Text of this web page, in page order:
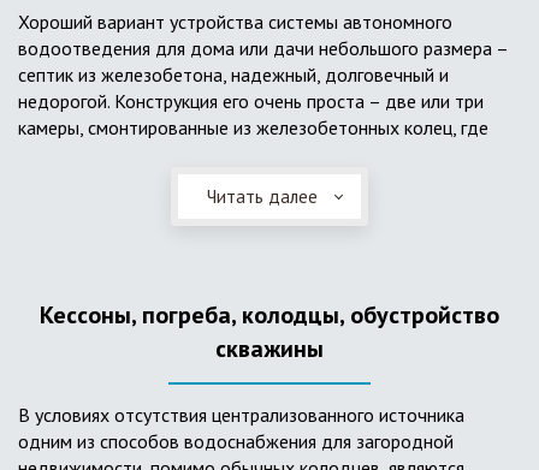
Хороший вариант устройства системы автономного
водоотведения для дома или дачи небольшого размера –
септик из железобетона, надежный, долговечный и
недорогой. Конструкция его очень проста – две или три
камеры, смонтированные из железобетонных колец, где
слой дренажа, устроенный из щебня и песка. Для септика
требуется только очищение через определенное время
большую прочность по сравнению с пластиковыми
Читать далее
Кессоны, погреба, колодцы, обустройство
скважины
В условиях отсутствия централизованного источника
одним из способов водоснабжения для загородной